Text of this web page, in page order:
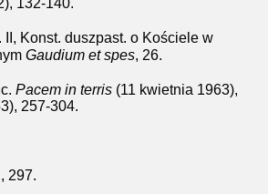
132-140.
II, Konst. duszpast. o Kościele w
Gaudium et spes, 26.
Pacem in terris (11 kwietnia 1963),
257-304.
, 297.